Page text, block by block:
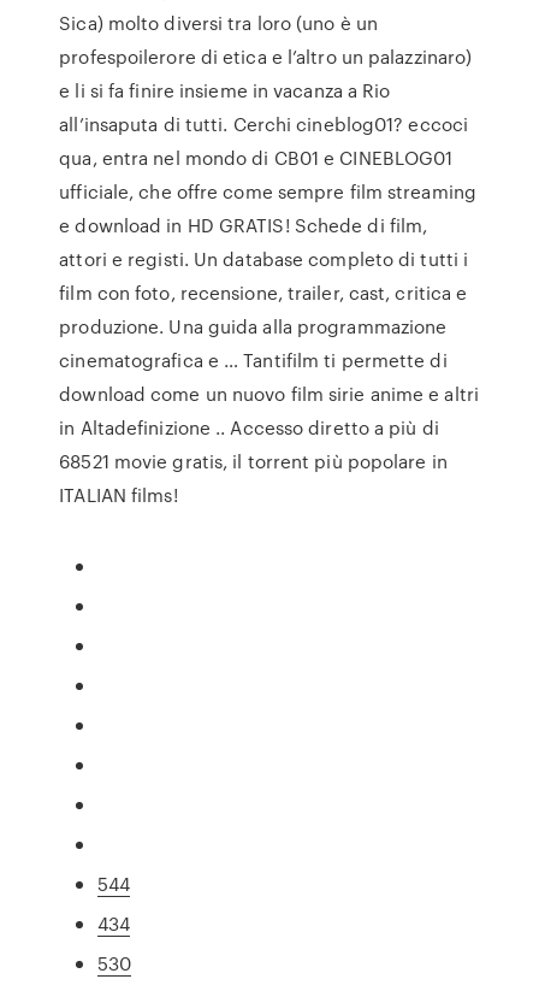
Sica) molto diversi tra loro (uno è un
profespoilerore di etica e l’altro un palazzinaro)
e li si fa finire insieme in vacanza a Rio
all’insaputa di tutti. Cerchi cineblog01? eccoci
qua, entra nel mondo di CB01 e CINEBLOG01
ufficiale, che offre come sempre film streaming
e download in HD GRATIS! Schede di film,
attori e registi. Un database completo di tutti i
film con foto, recensione, trailer, cast, critica e
produzione. Una guida alla programmazione
cinematografica e … Tantifilm ti permette di
download come un nuovo film sirie anime e altri
in Altadefinizione .. Accesso diretto a più di
68521 movie gratis, il torrent più popolare in
ITALIAN films!
544
434
530